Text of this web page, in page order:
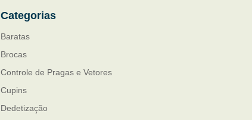
Categorias
Baratas
Brocas
Controle de Pragas e Vetores
Cupins
Dedetização